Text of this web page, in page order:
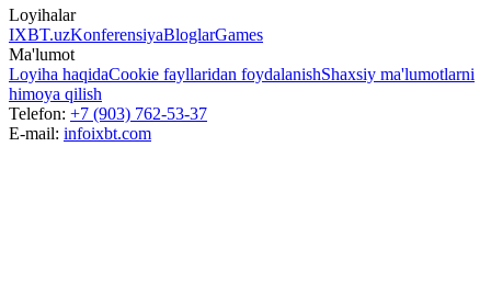
Loyihalar
IXBT.uzKonferensiyaBloglarGames
Ma'lumot
Loyiha haqidaCookie fayllaridan foydalanishShaxsiy ma'lumotlarni
himoya qilish
Telefon: +7 (903) 762-53-37
E-mail: infoixbt.com